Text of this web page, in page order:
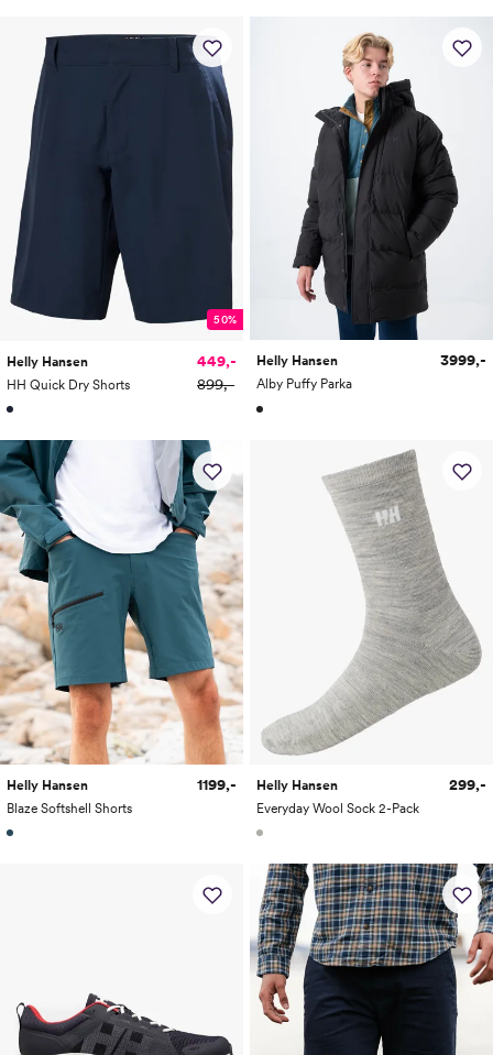
50%
Helly Hansen
HH Quick Dry Shorts
449,-
899,-
Helly Hansen
Alby Puffy Parka
3999,-
Helly Hansen
Blaze Softshell Shorts
1199,-
Helly Hansen
Everyday Wool Sock 2-Pack
299,-